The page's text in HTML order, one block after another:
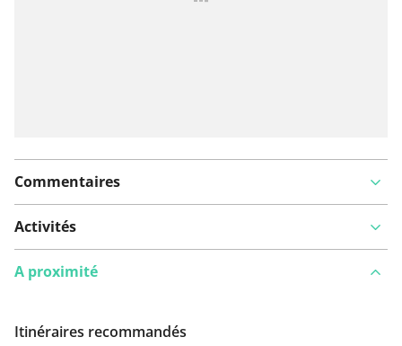
Commentaires
Activités
A proximité
Itinéraires recommandés